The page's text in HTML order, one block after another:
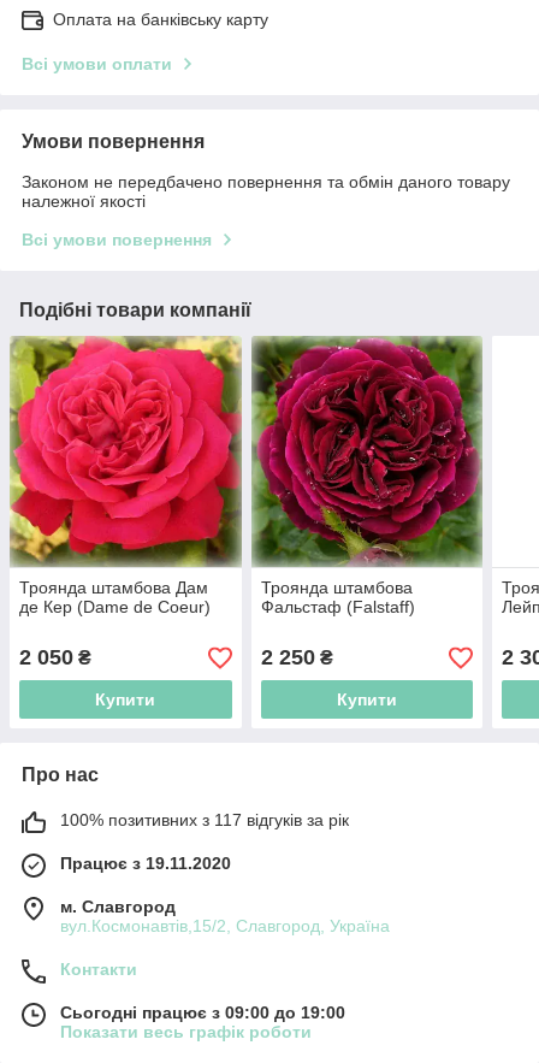
Оплата на банківську карту
Всі умови оплати
Умови повернення
Законом не передбачено повернення та обмін даного товару
належної якості
Всі умови повернення
Подібні товари компанії
Троянда штамбова Дам
де Кер (Dame de Coeur)
2 050 ₴
Купити
Троянда штамбова
Фальстаф (Falstaff)
2 250₴
Купити
2
Про нас
100% позитивних з 117 відгуків за рік
Працює з 19.11.2020
м. Славгород
вул.Космонавтів,15/2, Славгород, Україна
Контакти
Сьогодні працює з 09:00 до 19:00
Показати весь графік роботи